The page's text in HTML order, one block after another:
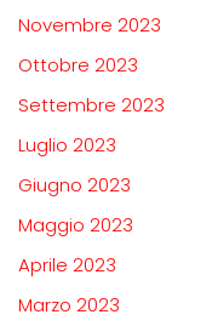
Novembre 2023
Ottobre 2023
Settembre 2023
Luglio 2023
Giugno 2023
Maggio 2023
Aprile 2023
Marzo 2023